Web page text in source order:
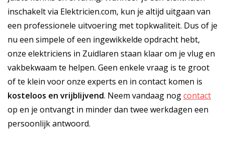
inschakelt via Elektricien.com, kun je altijd uitgaan van
een professionele uitvoering met topkwaliteit. Dus of je
nu een simpele of een ingewikkelde opdracht hebt,
onze elektriciens in Zuidlaren staan klaar om je vlug en
vakbekwaam te helpen. Geen enkele vraag is te groot
of te klein voor onze experts en in contact komen is
kosteloos en vrijblijvend. Neem vandaag nogcontact
op en je ontvangt in minder dan twee werkdagen een
persoonlijk antwoord.